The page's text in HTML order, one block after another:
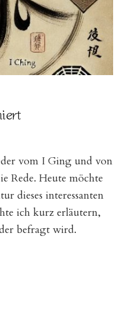
vom I Ging und von
Rede. Heute möchte
dieses interessanten
ich kurz erläutern,
befragt wird.